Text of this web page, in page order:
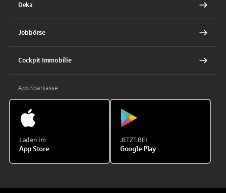
Deka
Jobbörse
Cockpit Immobilie
App Sparkasse
Laden im
App Store
JETZT BEI
Google Play